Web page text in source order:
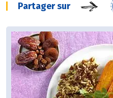
Partager sur